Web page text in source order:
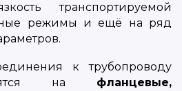
транспортируемой
режимы и ещё на ряд
к трубопроводу
на фланцевые,